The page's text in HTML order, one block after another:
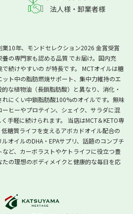
法人様・卸業者様
10年、モンドセレクション2026 金賞受賞
の専門家も認める品質 でお届け。国内充
続けやすいの が特長です。 MCTオイルは糖
ト中の脂肪燃焼サポート、集中力維持のエ
な植物油（長鎖脂肪酸）と異なり、消化・
にくい中鎖脂肪酸100%のオイルです。無味
ヒーやプロテイン、シェイク、サラダに混
手軽に続けられます。 当店はMCT＆KETO専
糖質ライフを支えるアボカドオイル配合の
オイルのDHA・EPAサプリ、話題のコンブチ
ど、カーボラストやケトライフに役立つ豊
の理想のボディメイクと健康的な毎日を応